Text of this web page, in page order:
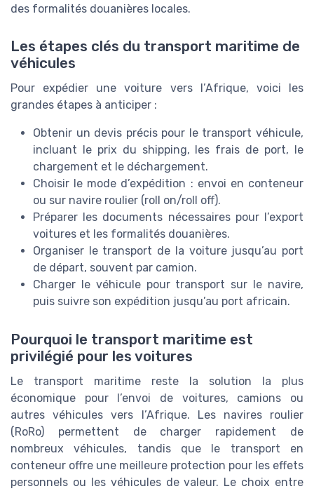
des formalités douanières locales.
Les étapes clés du transport maritime de
véhicules
Pour expédier une voiture vers l’Afrique, voici les
grandes étapes à anticiper :
Obtenir un devis précis pour le transport véhicule,
incluant le prix du shipping, les frais de port, le
chargement et le déchargement.
Choisir le mode d’expédition : envoi en conteneur
ou sur navire roulier (roll on/roll off).
Préparer les documents nécessaires pour l’export
voitures et les formalités douanières.
Organiser le transport de la voiture jusqu’au port
de départ, souvent par camion.
Charger le véhicule pour transport sur le navire,
puis suivre son expédition jusqu’au port africain.
Pourquoi le transport maritime est
privilégié pour les voitures
Le transport maritime reste la solution la plus
économique pour l’envoi de voitures, camions ou
autres véhicules vers l’Afrique. Les navires roulier
(RoRo) permettent de charger rapidement de
nombreux véhicules, tandis que le transport en
conteneur offre une meilleure protection pour les effets
personnels ou les véhicules de valeur. Le choix entre